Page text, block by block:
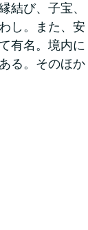
結び、子宝、
し。また、安
有名。境内に
る。そのほか